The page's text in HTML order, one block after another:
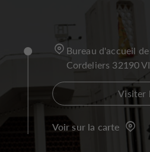
Bureau d'accueil
Cordeliers 32190
Visiter
Voir sur la carte